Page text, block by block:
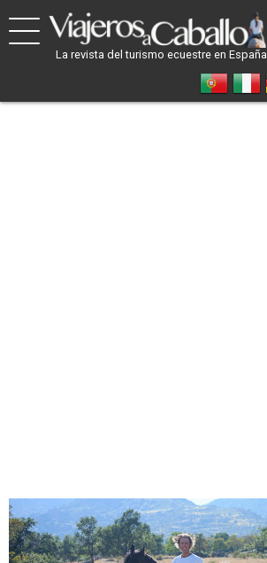
La revista del turismo ecuestre en España